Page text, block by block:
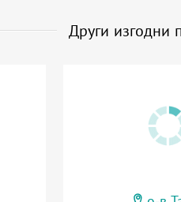
Други изгодни